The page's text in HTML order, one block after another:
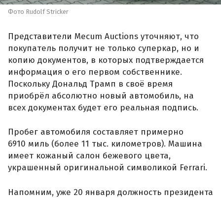
Фото Rudolf Stricker
Представители Mecum Auctions уточняют, что
покупатель получит не только суперкар, но и
копию документов, в которых подтверждается
информация о его первом собственнике.
Поскольку Дональд Трамп в своё время
приобрёл абсолютно новый автомобиль, на
всех документах будет его реальная подпись.
Пробег автомобиля составляет примерно
6910 миль (более 11 тыс. километров). Машина
имеет кожаный салон бежевого цвета,
украшенный оригинальной символикой Ferrari.
Напомним, уже 20 января должность президента